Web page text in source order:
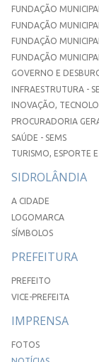
FUNDAÇÃO
FUNDAÇÃO
FUNDAÇÃO
FUNDAÇÃO
GOVERNO E
INFRAESTRUTURA -
INOVAÇÃO,
PROCURADORIA
SAÚDE - SEMS
TURISMO, ESPORTE
SIDROLÂNDIA
A CIDADE
LOGOMARCA
SÍMBOLOS
PREFEITURA
PREFEITO
VICE-PREFEITA
IMPRENSA
FOTOS